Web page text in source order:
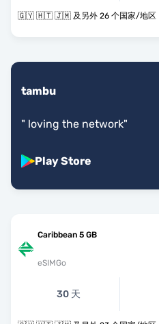
🇬🇾 🇭🇹 🇯🇲 及另外 26 个国家/地区
tambu
" loving the network"
Play Store
Caribbean 5 GB
eSIMGo
30 天